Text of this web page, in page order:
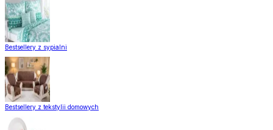
Bestsellery z sypialni
Bestsellery z tekstylii domowych